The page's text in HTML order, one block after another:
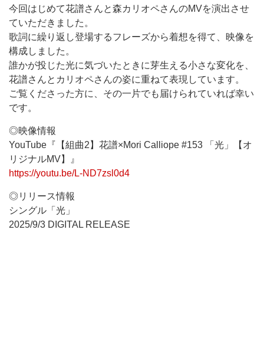
今回はじめて花譜さんと森カリオペさんのMVを演出させ
ていただきました。
歌詞に繰り返し登場するフレーズから着想を得て、映像を
構成しました。
誰かが投じた光に気づいたときに芽生える小さな変化を、
花譜さんとカリオペさんの姿に重ねて表現しています。
ご覧くださった方に、その一片でも届けられていれば幸い
です。
◎映像情報
YouTube『【組曲2】花譜×Mori Calliope #153 「光」【オ
リジナルMV】』
https://youtu.be/L-ND7zsl0d4
◎リリース情報
シングル「光」
2025/9/3 DIGITAL RELEASE